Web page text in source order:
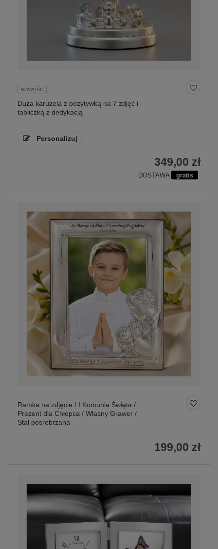
NOWOŚĆ
Duża karuzela z pozytywką na 7 zdjęć i
tabliczką z dedykacją
Personalizuj
349,00 zł
DOSTAWA gratis
Ramka na zdjęcie / I Komunia Święta /
Prezent dla Chłopca / Własny Grawer /
Stal posrebrzana
199,00 zł